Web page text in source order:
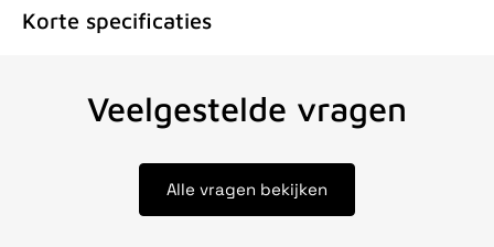
Korte specificaties
Veelgestelde vragen
Alle vragen bekijken